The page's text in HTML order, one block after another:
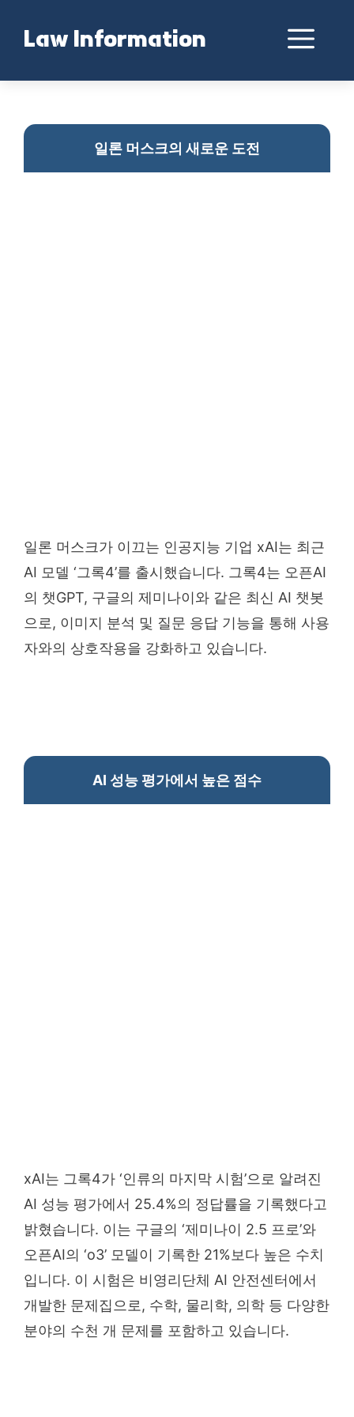
contentLaw Information
일론 머스크의 새로운 도전
일론 머스크가 이끄는 인공지능 기업 xAI는 최근
AI 모델 ‘그록4’를 출시했습니다. 그록4는 오픈AI
의 챗GPT, 구글의 제미나이와 같은 최신 AI 챗봇
으로, 이미지 분석 및 질문 응답 기능을 통해 사용
자와의 상호작용을 강화하고 있습니다.
AI 성능 평가에서 높은 점수
xAI는 그록4가 ‘인류의 마지막 시험’으로 알려진
AI 성능 평가에서 25.4%의 정답률을 기록했다고
밝혔습니다. 이는 구글의 ‘제미나이 2.5 프로’와
오픈AI의 ‘o3’ 모델이 기록한 21%보다 높은 수치
입니다. 이 시험은 비영리단체 AI 안전센터에서
개발한 문제집으로, 수학, 물리학, 의학 등 다양한
분야의 수천 개 문제를 포함하고 있습니다.